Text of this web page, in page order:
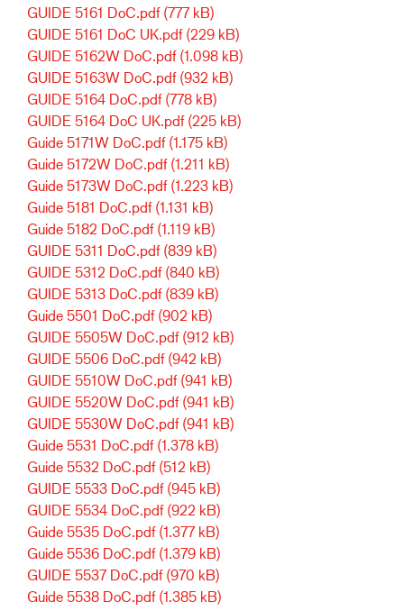
GUIDE 5161 DoC.pdf (777 kB)
GUIDE 5161 DoC UK.pdf (229 kB)
GUIDE 5162W DoC.pdf (1.098 kB)
GUIDE 5163W DoC.pdf (932 kB)
GUIDE 5164 DoC.pdf (778 kB)
GUIDE 5164 DoC UK.pdf (225 kB)
Guide 5171W DoC.pdf (1.175 kB)
Guide 5172W DoC.pdf (1.211 kB)
Guide 5173W DoC.pdf (1.223 kB)
Guide 5181 DoC.pdf (1.131 kB)
Guide 5182 DoC.pdf (1.119 kB)
GUIDE 5311 DoC.pdf (839 kB)
GUIDE 5312 DoC.pdf (840 kB)
GUIDE 5313 DoC.pdf (839 kB)
Guide 5501 DoC.pdf (902 kB)
GUIDE 5505W DoC.pdf (912 kB)
GUIDE 5506 DoC.pdf (942 kB)
GUIDE 5510W DoC.pdf (941 kB)
GUIDE 5520W DoC.pdf (941 kB)
GUIDE 5530W DoC.pdf (941 kB)
Guide 5531 DoC.pdf (1.378 kB)
Guide 5532 DoC.pdf (512 kB)
GUIDE 5533 DoC.pdf (945 kB)
GUIDE 5534 DoC.pdf (922 kB)
Guide 5535 DoC.pdf (1.377 kB)
Guide 5536 DoC.pdf (1.379 kB)
GUIDE 5537 DoC.pdf (970 kB)
Guide 5538 DoC.pdf (1.385 kB)